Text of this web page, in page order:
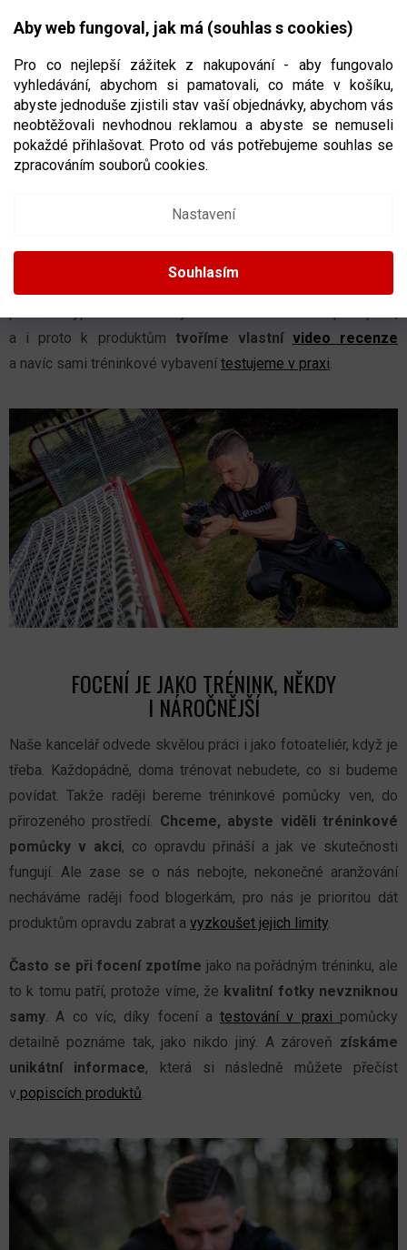
Aby web fungoval, jak má (souhlas s cookies)
Pro co nejlepší zážitek z nakupování - aby fungovalo
vyhledávání, abychom si pamatovali, co máte v košíku,
abyste jednoduše zjistili stav vaší objednávky, abychom vás
neobtěžovali nevhodnou reklamou a abyste se nemuseli
pokaždé přihlašovat. Proto od vás potřebujeme souhlas se
zpracováním souborů cookies.
Nastavení
Souhlasím
CZK
NÁKUPNÍ
VÍTE, PROČ SI TRÉNINKOVÉ POMŮCKY
FOTÍME SAMI?
Moc dobře si uvědomujeme, jak jsou pro vás
a i proto k produktům tvoříme vlastní video recenze
a navíc sami tréninkové vybavení testujeme v praxi.
FOCENÍ JE JAKO TRÉNINK, NĚKDY
I NÁROČNĚJŠÍ
Naše kancelář odvede skvělou práci i jako fotoateliér, když je
třeba. Každopádně, doma trénovat nebudete, co si budeme
povídat. Takže raději bereme tréninkové pomůcky ven, do
přirozeného prostředí. Chceme, abyste viděli tréninkové
pomůcky v akci, co opravdu přináší a jak ve skutečnosti
fungují. Ale zase se o nás nebojte, nekonečné aranžování
necháváme raději food blogerkám, pro nás je prioritou dát
produktům opravdu zabrat a vyzkoušet jejich limity
Často se při focení zpotíme jako na pořádným tréninku, ale
to k tomu patří, protože víme, že kvalitní fotky nevzniknou
samy . A co víc, díky focení atestování v praxi pomůcky
detailně poznáme tak, jako nikdo jiný. A zároveň získáme
unikátní informace, která si následně můžete přečíst
v popiscích produktů